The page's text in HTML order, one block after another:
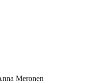
Meronen